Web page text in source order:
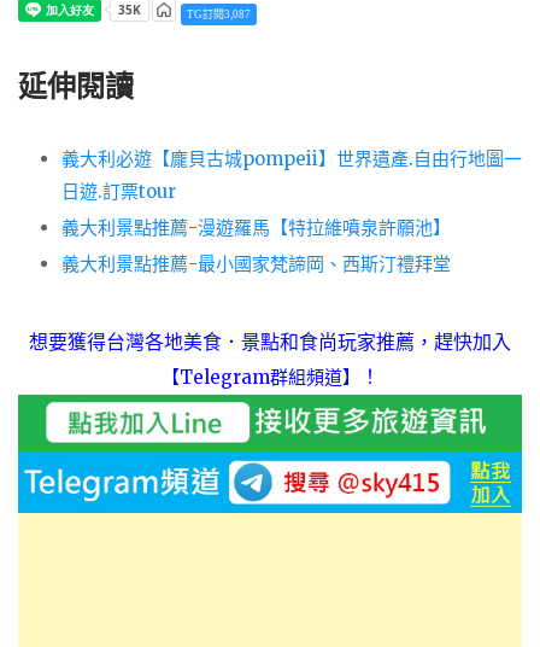
TG訂閱3,087
延伸閱讀
義大利必遊【龐貝古城pompeii】世界遺產.自由行地圖一
日遊.訂票tour
義大利景點推薦-漫遊羅馬【特拉維噴泉許願池】
義大利景點推薦-最小國家梵諦岡、西斯汀禮拜堂
想要獲得台灣各地美食．景點和食尚玩家推薦，趕快加入
【Telegram群組頻道】 ！